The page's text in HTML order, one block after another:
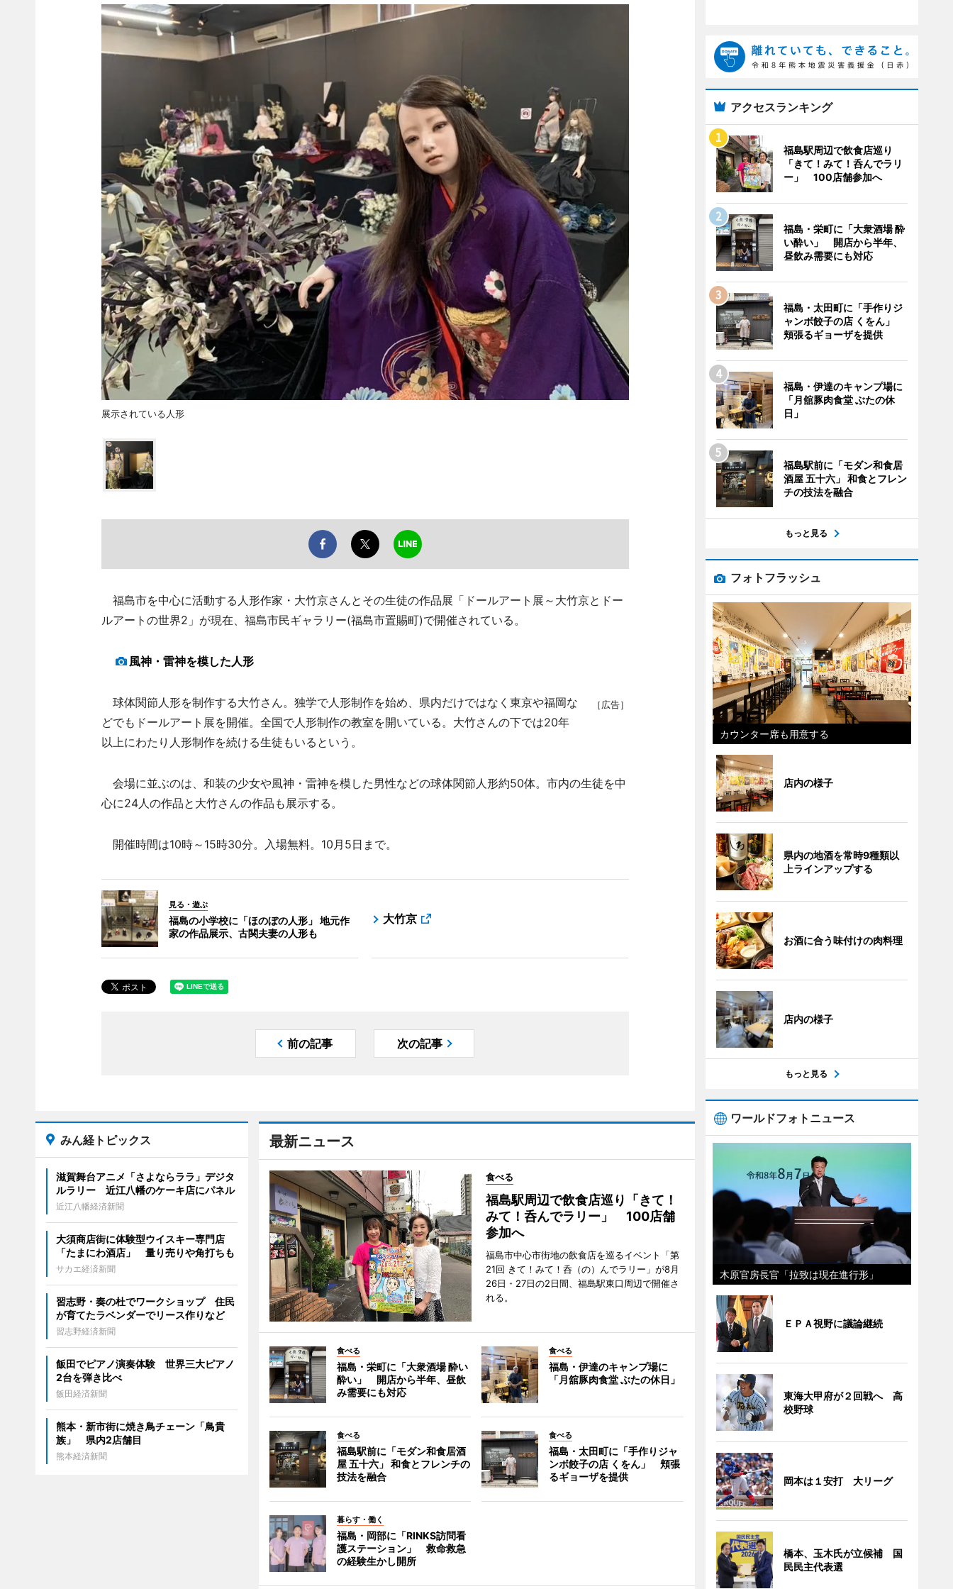
展示されている人形
福島市を中心に活動する人形作家・大竹京さんとその生徒の作品展「ドールアート展～大竹京とドー
ルアートの世界2」が現在、福島市民ギャラリー(福島市置賜町)で開催されている。
風神・雷神を模した人形
［広告］
球体関節人形を制作する大竹さん。独学で人形制作を始め、県内だけではなく東京や福岡な
どでもドールアート展を開催。全国で人形制作の教室を開いている。大竹さんの下では20年
以上にわたり人形制作を続ける生徒もいるという。
会場に並ぶのは、和装の少女や風神・雷神を模した男性などの球体関節人形約50体。市内の生徒を中
心に24人の作品と大竹さんの作品も展示する。
開催時間は10時～15時30分。入場無料。10月5日まで。
見る・遊ぶ
福島の小学校に「ほのぼの人形」 地元作
家の作品展示、古関夫妻の人形も
大竹京
前の記事 次の記事
最新ニュース
食べる
福島駅周辺で飲食店巡り「きて！
みて！呑んでラリー」 100店舗
参加へ
福島市中心市街地の飲食店を巡るイベント「第
21回 きて！みて！呑（の）んでラリー」が8月
26日・27日の2日間、福島駅東口周辺で開催さ
れる。
食べる
福島・栄町に「大衆酒場 酔い
酔い」 開店から半年、昼飲
み需要にも対応
食べる
福島・伊達のキャンプ場に
「月舘豚肉食堂 ぶたの休日」
食べる
福島駅前に「モダン和食居酒
屋 五十六」 和食とフレンチの
技法を融合
食べる
福島・太田町に「手作りジャ
ンボ餃子の店 くをん」 頬張
るギョーザを提供
暮らす・働く
福島・岡部に「RINKS訪問看
護ステーション」 救命救急
の経験生かし開所
みん経トピックス
滋賀舞台アニメ「さよならララ」デジタ
ルラリー 近江八幡のケーキ店にパネル
近江八幡経済新聞
大須商店街に体験型ウイスキー専門店
「たまにわ酒店」 量り売りや角打ちも
サカエ経済新聞
習志野・奏の杜でワークショップ 住民
が育てたラベンダーでリース作りなど
習志野経済新聞
飯田でピアノ演奏体験 世界三大ピアノ
2台を弾き比べ
飯田経済新聞
熊本・新市街に焼き鳥チェーン「鳥貴
族」 県内2店舗目
熊本経済新聞
アクセスランキング
福島駅周辺で飲食店巡り
「きて！みて！呑んでラリ
ー」 100店舗参加へ
福島・栄町に「大衆酒場 酔
い酔い」 開店から半年、
昼飲み需要にも対応
福島・太田町に「手作りジ
ャンボ餃子の店 くをん」
頬張るギョーザを提供
福島・伊達のキャンプ場に
「月舘豚肉食堂 ぶたの休
日」
福島駅前に「モダン和食居
酒屋 五十六」 和食とフレン
チの技法を融合
もっと見る
フォトフラッシュ
カウンター席も用意する
店内の様子
県内の地酒を常時9種類以
上ラインアップする
お酒に合う味付けの肉料理
店内の様子
もっと見る
ワールドフォトニュース
木原官房長官「拉致は現在進行形」
ＥＰＡ視野に議論継続
東海大甲府が２回戦へ 高
校野球
岡本は１安打 大リーグ
橋本、玉木氏が立候補 国
民民主代表選